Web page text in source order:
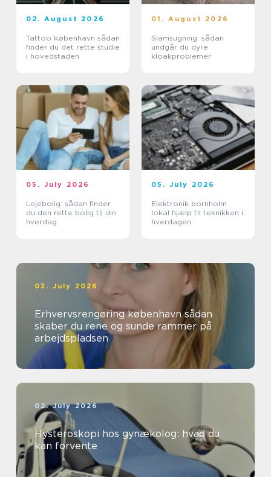
02. August 2026
Tattoo københavn sådan
finder du det rette studie
i hovedstaden
01. August 2026
Slamsugning: sådan
undgår du dyre
kloakproblemer
05. July 2026
Lejebolig: sådan finder
du den rette bolig til din
hverdag
05. July 2026
Elektronik bornholm
lokal hjælp til teknikken i
hverdagen
03. July 2026
Erhvervsrengøring københavn sådan
skaber du rene og sunde rammer på
arbejdspladsen
02. July 2026
Hysteroskopi hos gynækolog: hvad du
kan forvente